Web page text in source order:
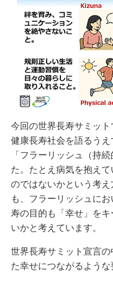
今回の世界長寿サミット
健康長寿社会を語るう
「フラーリッシュ（持
た。たとえ病気を抱え
のではないかという考
も、フラーリッシュに
寿の目的も「幸せ」を
いかと考えています。
世界長寿サミット宣言
た幸せにつながるような